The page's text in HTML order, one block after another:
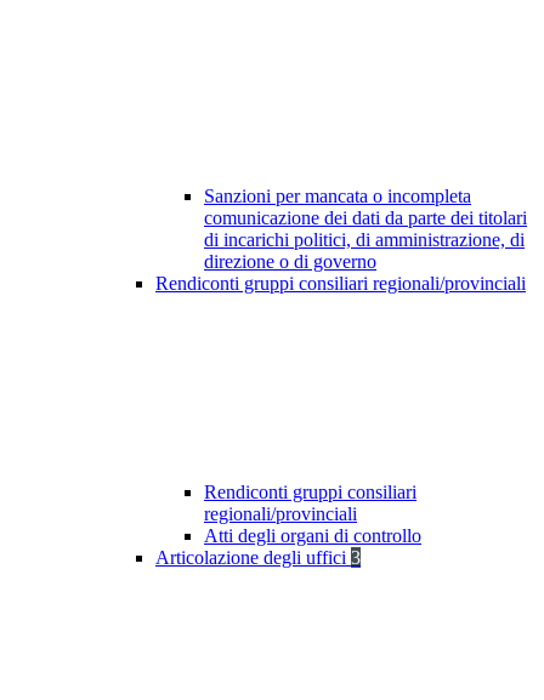
Sanzioni per mancata o incompleta
comunicazione dei dati da parte dei titolari
di incarichi politici, di amministrazione, di
direzione o di governo
Rendiconti gruppi consiliari regionali/provinciali
Rendiconti gruppi consiliari
regionali/provinciali
Atti degli organi di controllo
Articolazione degli uffici 3